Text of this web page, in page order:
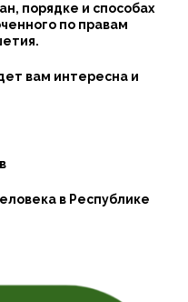
порядке и способах
по правам
вам интересна и
в Республике